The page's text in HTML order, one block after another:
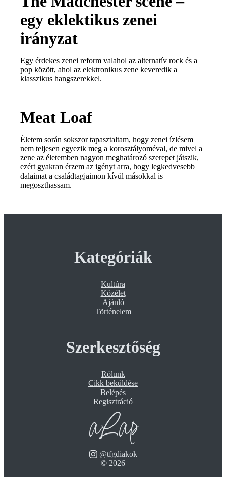
egy eklektikus zenei
irányzat
Egy érdekes zenei reform valahol az alternatív rock és a
pop között, ahol az elektronikus zene keveredik a
klasszikus hangszerekkel.
Meat Loaf
Életem során sokszor tapasztaltam, hogy zenei ízlésem
nem teljesen egyezik meg a korosztályoméval, de mivel a
zene az életemben nagyon meghatározó szerepet játszik,
ezért gyakran érzem az igényt arra, hogy legkedvesebb
dalaimat a családtagjaimon kívül másokkal is
megoszthassam.
aLap
@tfgdiakok
© 2026
Kategóriák
Kultúra
Közélet
Ajánló
Történelem
Szerkesztőség
Rólunk
Cikk beküldése
Belépés
Regisztráció